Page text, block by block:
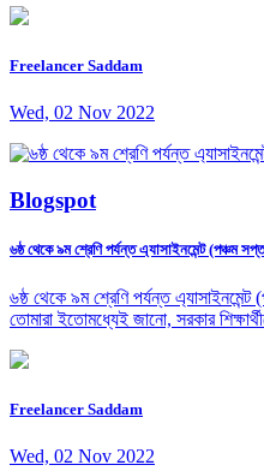
Freelancer Saddam
Wed, 02 Nov 2022
Blogspot
৬ষ্ঠ থেকে ৯ম শ্রেণি পর্যন্ত এ্যাসাইনমেন্ট (পঞ্চম
৬ষ্ঠ থেকে ৯ম শ্রেণি পর্যন্ত
তোমারা ইতোমধ্যেই জানো, সরকার
Freelancer Saddam
Wed, 02 Nov 2022